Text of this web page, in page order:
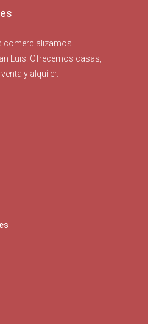
comercializamos
Luis. Ofrecemos casas,
y alquiler.